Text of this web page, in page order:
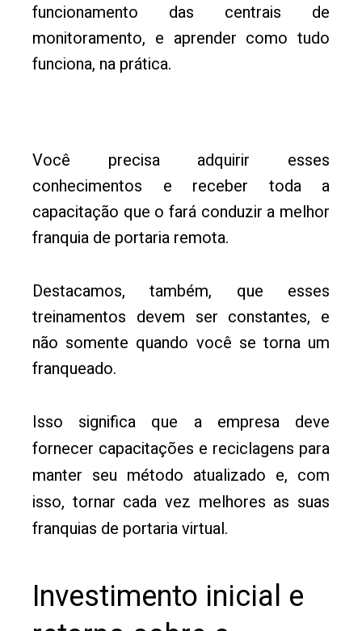
funcionamento das centrais de
monitoramento, e aprender como tudo
funciona, na prática.
Você precisa adquirir esses
conhecimentos e receber toda a
capacitação que o fará conduzir a melhor
franquia de portaria remota.
Destacamos, também, que esses
treinamentos devem ser constantes, e
não somente quando você se torna um
franqueado.
Isso significa que a empresa deve
fornecer capacitações e reciclagens para
manter seu método atualizado e, com
isso, tornar cada vez melhores as suas
franquias de portaria virtual.
Investimento inicial e